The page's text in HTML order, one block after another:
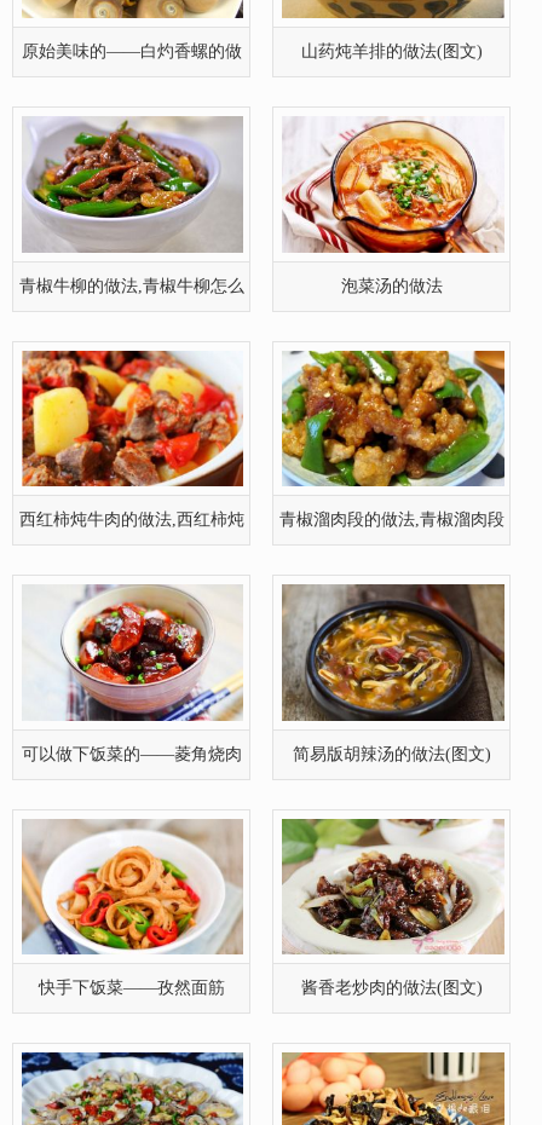
西红柿炖牛肉的做法,西红柿炖
牛肉怎
青椒溜肉段的做法,青椒溜肉段
的家常
可以做下饭菜的——菱角烧肉
的做法
简易版胡辣汤的做法(图文)
快手下饭菜——孜然面筋 酱香老炒肉的做法(图文)
剁椒粉丝蒸蛤蜊的做法 老北京木须肉的做法
鸡胸肉丝拌酱凉面的做法(图 糖醋小排四个小秘决